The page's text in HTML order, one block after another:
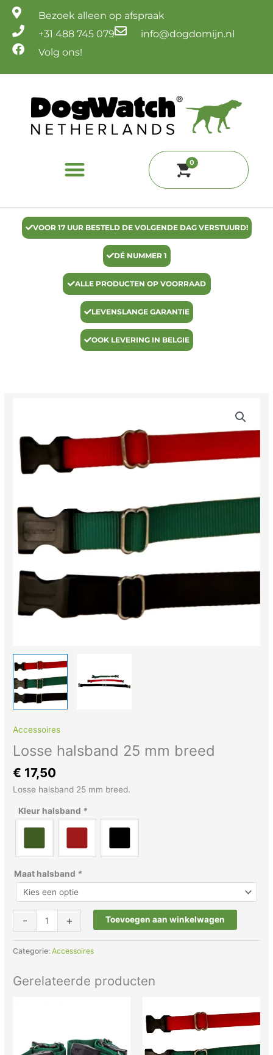
naar
inhoud
Bezoek alleen op afspraak
+31 488 745 079
info@dogdomijn.nl
Volg ons!
0
VOOR 17 UUR BESTELD DE VOLGENDE DAG VERSTUURD!
DÉ NUMMER 1
ALLE PRODUCTEN OP VOORRAAD
LEVENSLANGE GARANTIE
OOK LEVERING IN BELGIE
Accessoires
Losse halsband 25 mm breed
€ 17,50
Losse halsband 25 mm breed.
Kleur halsband *
Maat halsband *
-
mm
breed
aantal
+ Toevoegen aan winkelwagen
Categorie:Accessoires
Gerelateerde producten